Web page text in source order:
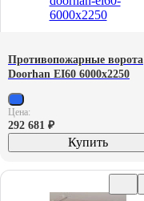
Противопожарные ворота
Doorhan EI60 6000х2250
Цена:
292 681 ₽
Купить